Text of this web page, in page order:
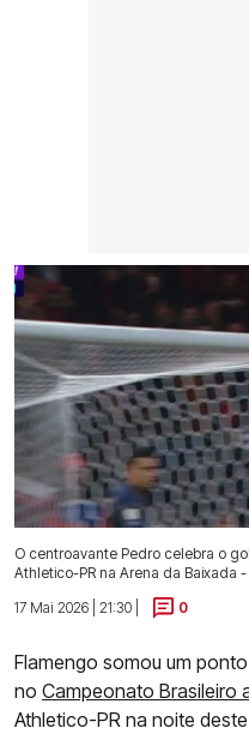
O centroavante Pedro celebra o
Athletico-PR na Arena da Baixada
17 Mai 2026 | 21:30 |
0
Flamengo somou um
no Campeonato Brasileiro
Athletico-PR na noite